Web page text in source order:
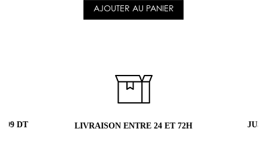
AJOUTER AU PANIER
99 DT LIVRAISON ENTRE 24 ET 72H